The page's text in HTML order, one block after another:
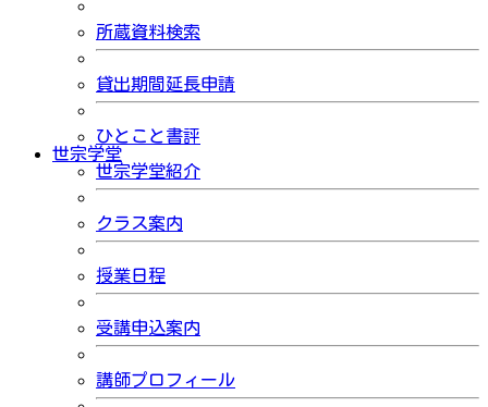
所蔵資料検索
貸出期間延長申請
ひとこと書評
世宗学堂
世宗学堂紹介
クラス案内
授業日程
受講申込案内
講師プロフィール